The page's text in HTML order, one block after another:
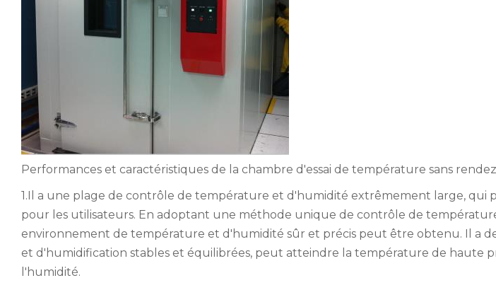
Performances et caractéristiques de la chambre d'essai de température sans
1.Il a une plage de contrôle de température et d'humidité extrêmement large, qui
pour les utilisateurs. En adoptant une méthode unique de contrôle de
environnement de température et d'humidité sûr et précis peut être obtenu. Il a
et d'humidification stables et équilibrées, peut atteindre la température de haute
l'humidité.